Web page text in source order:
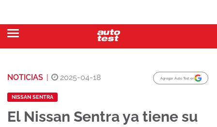
NOTICIAS | 2025-04-18 Agregar Auto Test en
NISSAN SENTRA
El Nissan Sentra ya tiene su